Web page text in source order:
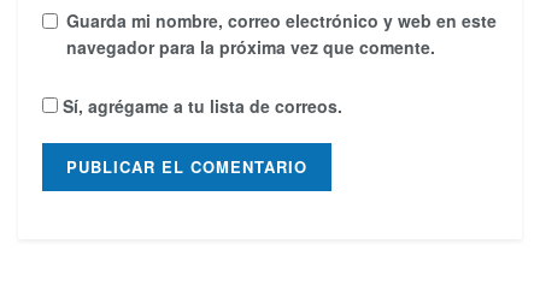
Guarda mi nombre, correo electrónico y web en este
navegador para la próxima vez que comente.
Sí, agrégame a tu lista de correos.